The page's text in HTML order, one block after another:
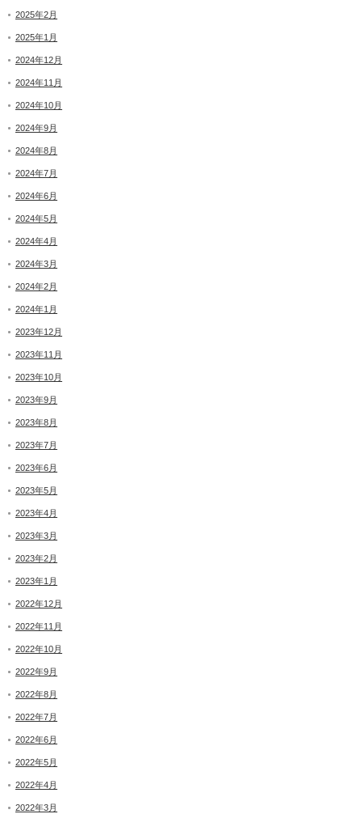
2025年2月
2025年1月
2024年12月
2024年11月
2024年10月
2024年9月
2024年8月
2024年7月
2024年6月
2024年5月
2024年4月
2024年3月
2024年2月
2024年1月
2023年12月
2023年11月
2023年10月
2023年9月
2023年8月
2023年7月
2023年6月
2023年5月
2023年4月
2023年3月
2023年2月
2023年1月
2022年12月
2022年11月
2022年10月
2022年9月
2022年8月
2022年7月
2022年6月
2022年5月
2022年4月
2022年3月